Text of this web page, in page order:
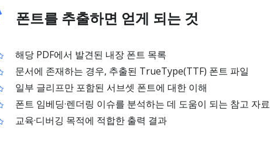
폰트를 추출하면 얻게 되는 것
해당 PDF에서 발견된 내장 폰트 목록
문서에 존재하는 경우, 추출된 TrueType(TTF) 폰트 파일
일부 글리프만 포함된 서브셋 폰트에 대한 이해
폰트 임베딩·렌더링 이슈를 분석하는 데 도움이 되는 참고 자료
교육·디버깅 목적에 적합한 출력 결과